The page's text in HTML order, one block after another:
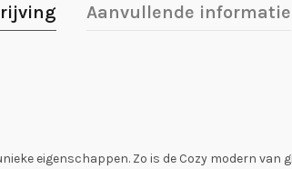
Aanvullende informatie
eigenschappen. Zo is de Cozy modern